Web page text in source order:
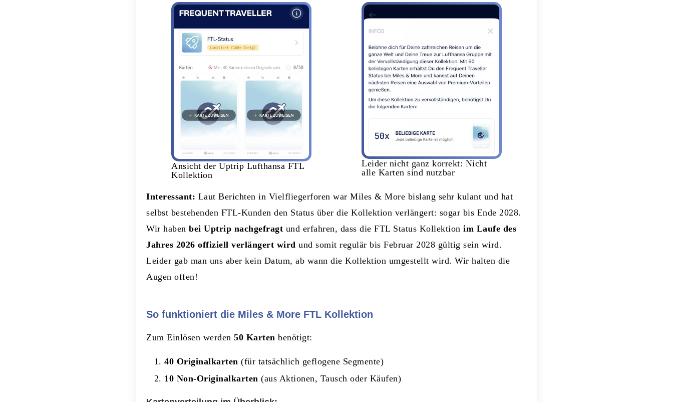
Ansicht der Uptrip Lufthansa FTL
Kollektion
Leider nicht ganz korrekt: Nicht
alle Karten sind nutzbar
Interessant: Laut Berichten in Vielfliegerforen war Miles & More bislang sehr kulant und hat
selbst bestehenden FTL-Kunden den Status über die Kollektion verlängert: sogar bis Ende 2028.
Wir haben bei Uptrip nachgefragt und erfahren, dass die FTL Status Kollektion im Laufe des
Jahres 2026 offiziell verlängert wird und somit regulär bis Februar 2028 gültig sein wird.
Leider gab man uns aber kein Datum, ab wann die Kollektion umgestellt wird. Wir halten die
Augen offen!
So funktioniert die Miles & More FTL Kollektion
Zum Einlösen werden 50 Karten benötigt:
40 Originalkarten (für tatsächlich geflogene Segmente)
10 Non-Originalkarten (aus Aktionen, Tausch oder Käufen)